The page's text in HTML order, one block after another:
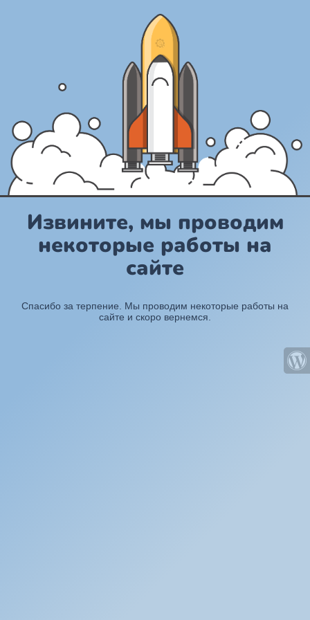
Извините, мы проводим
некоторые работы на
сайте
Спасибо за терпение. Мы проводим некоторые работы на
сайте и скоро вернемся.